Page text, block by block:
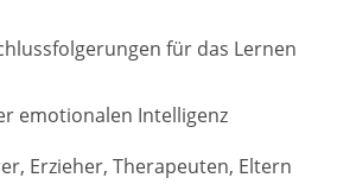
für das Lernen
emotionalen Intelligenz
Erzieher, Therapeuten, Eltern